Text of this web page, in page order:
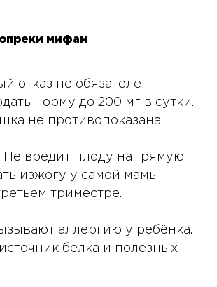
мифам
отказ не обязателен —
норму до 200 мг в сутки.
не противопоказана.
Не вредит плоду напрямую.
изжогу у самой мамы,
триместре.
аллергию у ребёнка.
белка и полезных